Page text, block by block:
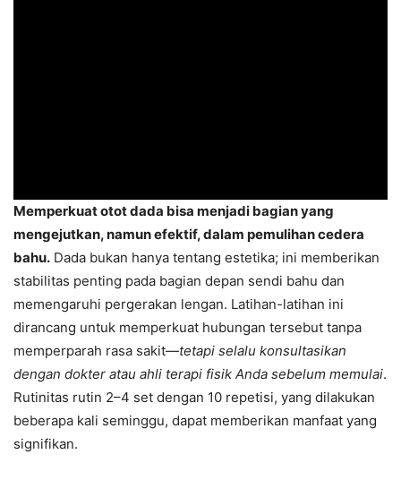
Memperkuat otot dada bisa menjadi bagian yang
mengejutkan, namun efektif, dalam pemulihan cedera
bahu. Dada bukan hanya tentang estetika; ini memberikan
stabilitas penting pada bagian depan sendi bahu dan
memengaruhi pergerakan lengan. Latihan-latihan ini
dirancang untuk memperkuat hubungan tersebut tanpa
memperparah rasa sakit—tetapi selalu konsultasikan
dengan dokter atau ahli terapi fisik Anda sebelum memulai.
Rutinitas rutin 2–4 set dengan 10 repetisi, yang dilakukan
beberapa kali seminggu, dapat memberikan manfaat yang
signifikan.